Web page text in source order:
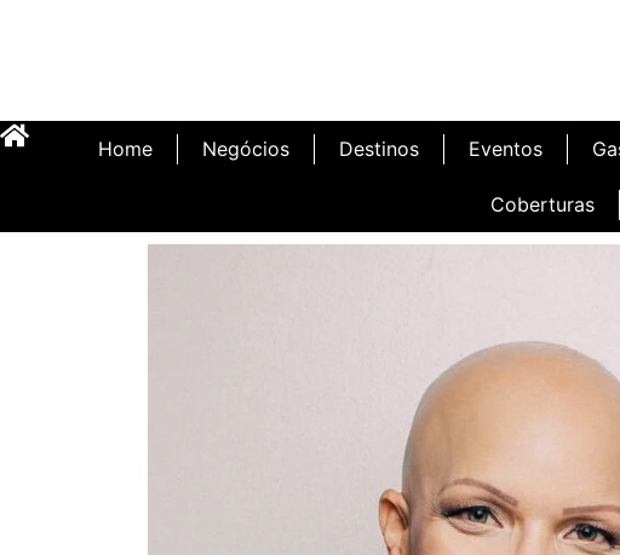
Home Negócios Destinos Eventos
Coberturas
Inauguração Illa Café